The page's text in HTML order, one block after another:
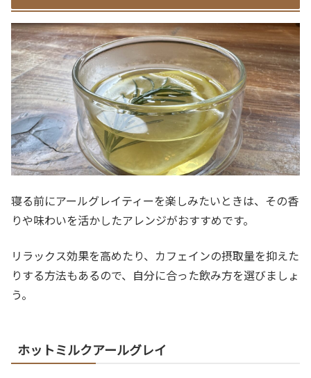
寝る前にアールグレイティーを楽しみたいときは、その香
りや味わいを活かしたアレンジがおすすめです。
リラックス効果を高めたり、カフェインの摂取量を抑えた
りする方法もあるので、自分に合った飲み方を選びましょ
う。
ホットミルクアールグレイ